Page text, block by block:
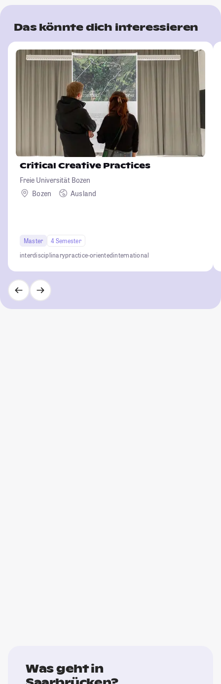
Das könnte dich interessieren
Critical Creative Practices
Freie Universität Bozen
Bozen
Ausland
Master
4 Semester
interdisciplinarypractice-orientedinternational
Was geht in